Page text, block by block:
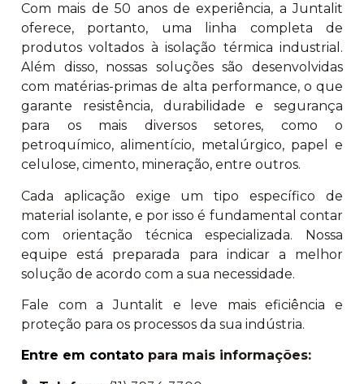
Com mais de 50 anos de experiência, a Juntalit
oferece, portanto, uma linha completa de
produtos voltados à isolação térmica industrial.
Além disso, nossas soluções são desenvolvidas
com matérias-primas de alta performance, o que
garante resistência, durabilidade e segurança
para os mais diversos setores, como o
petroquímico, alimentício, metalúrgico, papel e
celulose, cimento, mineração, entre outros.
Cada aplicação exige um tipo específico de
material isolante, e por isso é fundamental contar
com orientação técnica especializada. Nossa
equipe está preparada para indicar a melhor
solução de acordo com a sua necessidade.
Fale com a Juntalit e leve mais eficiência e
proteção para os processos da sua indústria.
Entre em contato para mais informações: